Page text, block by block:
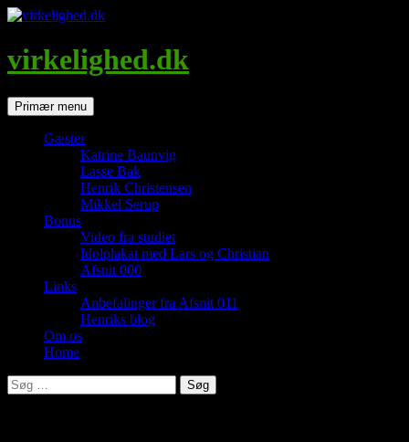
Hop
indhold
virkelighed.dk
SøgPrimær menu
Gæster
Katrine Baunvig
Lasse Bak
Henrik Christensen
Mikkel Serup
Bonus
Video fra studiet
Idolplakat med Lars og Christian
Afsnit 000
Links
Anbefalinger fra Afsnit 011
Henriks blog
Om os
Home
Søg
efter: